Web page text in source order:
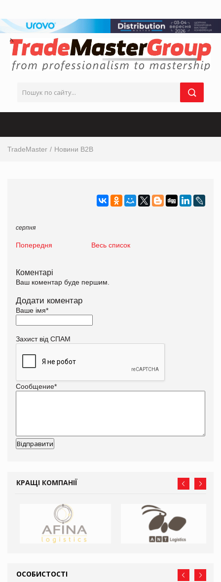
TradeMaster Новини B2B
серпня
Попередня Весь список
Коментарі
Ваш коментар буде першим.
Додати коментар
Ваше імя*
Захист від СПАМ
Сообщение*
КРАЩІ КОМПАНІЇ
ОСОБИСТОСТІ